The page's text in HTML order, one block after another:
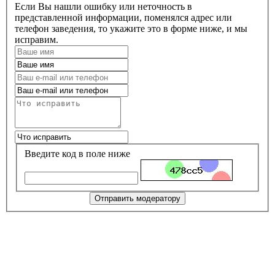
Если Вы нашли ошибку или неточность в
представленной информации, поменялся адрес или
телефон заведения, то укажите это в форме ниже, и мы
исправим.
Введите код в поле ниже
Отправить модератору